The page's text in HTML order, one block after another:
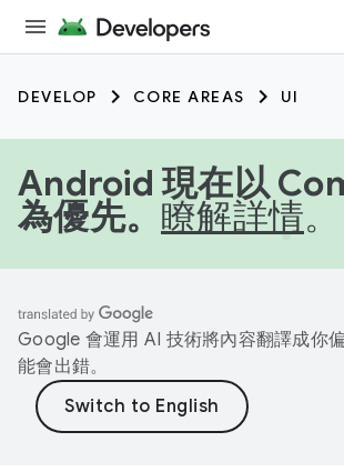
DEVELOP CORE AREAS UI
Android 現在以
為優先。 瞭解詳情。
Google 會運用 AI 技術將內容翻譯成你
能會出錯。